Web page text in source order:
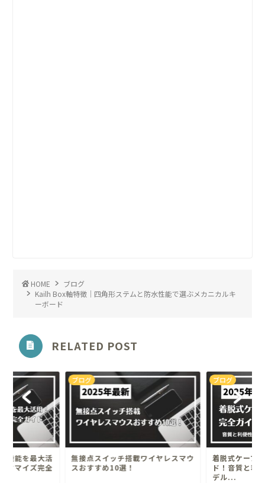
HOME
ブログ
Kailh Box軸特徴｜四角形ステムと防水性能で選ぶメカニカルキ
ーボード
RELATED POST
機能を最大活
タマイズ完全
ブログ
無接点スイッチ搭載ワイヤレスマウ
スおすすめ10選！
ブログ
着脱式ケーブ
ド！音質と利
デル...